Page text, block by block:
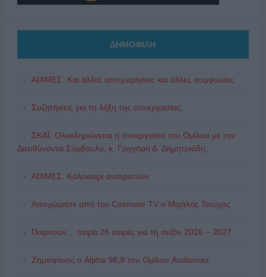
ΔΗΜΟΦΙΛΗ
ΑΙΧΜΕΣ: Και άλλες αποχωρήσεις και άλλες συμφωνίες
Συζητήσεις για τη λήξη της συνεργασίας
ΣΚΑΪ: Ολοκληρώνεται η συνεργασία του Ομίλου με τον
Διευθύνοντα Σύμβουλο, κ. Γρηγόρη Δ. Δημητριάδη,
ΑΙΧΜΕΣ: Καλοκαίρι ανατροπών
Αποχώρησε από την Cosmote TV o Μιχάλης Τσώχος
Παίρνουν… σειρά 26 σειρές για τη σεζόν 2026 – 2027
Ζημιογόνος ο Alpha 98,9 του Ομίλου Audiomax